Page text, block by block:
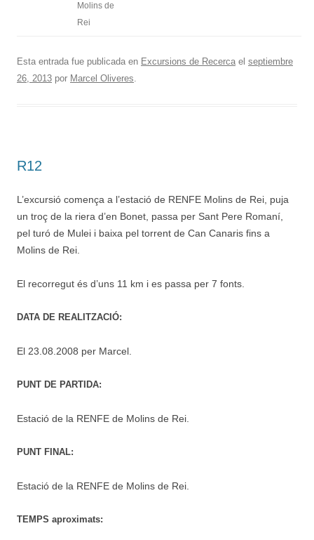
Molins de
Rei
Esta entrada fue publicada en Excursions de Recerca el septiembre
26, 2013 por Marcel Oliveres.
R12
L’excursió comença a l’estació de RENFE Molins de Rei, puja
un troç de la riera d’en Bonet, passa per Sant Pere Romaní,
pel turó de Mulei i baixa pel torrent de Can Canaris fins a
Molins de Rei.
El recorregut és d’uns 11 km i es passa per 7 fonts.
DATA DE REALITZACIÓ:
El 23.08.2008 per Marcel.
PUNT DE PARTIDA:
Estació de la RENFE de Molins de Rei.
PUNT FINAL:
Estació de la RENFE de Molins de Rei.
TEMPS aproximats: